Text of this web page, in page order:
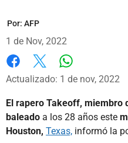
Por: AFP
1 de Nov, 2022
Facebook
X
Actualizado: 1 de nov, 2022
El rapero Takeoff, miembro
baleado a los 28 años este
Houston, Texas, informó la